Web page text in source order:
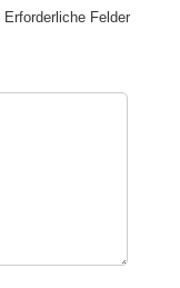
Erforderliche Felder